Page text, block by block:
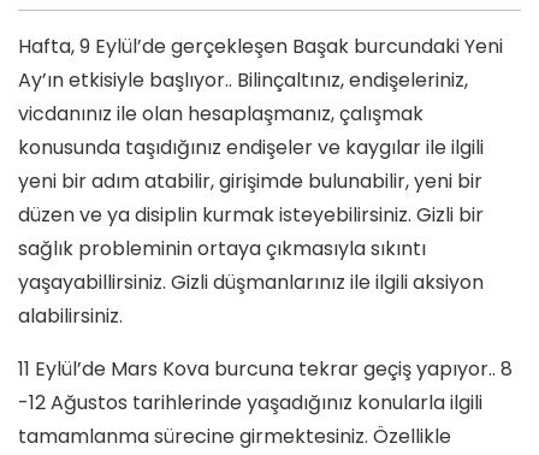
Hafta, 9 Eylül’de gerçekleşen Başak burcundaki Yeni
Ay’ın etkisiyle başlıyor.. Bilinçaltınız, endişeleriniz,
vicdanınız ile olan hesaplaşmanız, çalışmak
konusunda taşıdığınız endişeler ve kaygılar ile ilgili
yeni bir adım atabilir, girişimde bulunabilir, yeni bir
düzen ve ya disiplin kurmak isteyebilirsiniz. Gizli bir
sağlık probleminin ortaya çıkmasıyla sıkıntı
yaşayabillirsiniz. Gizli düşmanlarınız ile ilgili aksiyon
alabilirsiniz.
11 Eylül’de Mars Kova burcuna tekrar geçiş yapıyor.. 8
-12 Ağustos tarihlerinde yaşadığınız konularla ilgili
tamamlanma sürecine girmektesiniz. Özellikle